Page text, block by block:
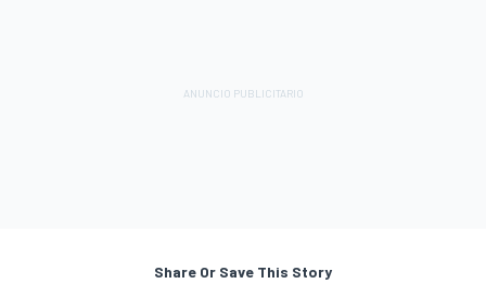
Share Or Save This Story